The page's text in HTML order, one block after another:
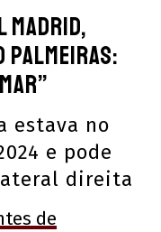
Madrid,
estava no
e pode
direita
de